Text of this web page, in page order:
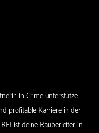
in Crime unterstütze
profitable Karriere in der
ist deine Räuberleiter in